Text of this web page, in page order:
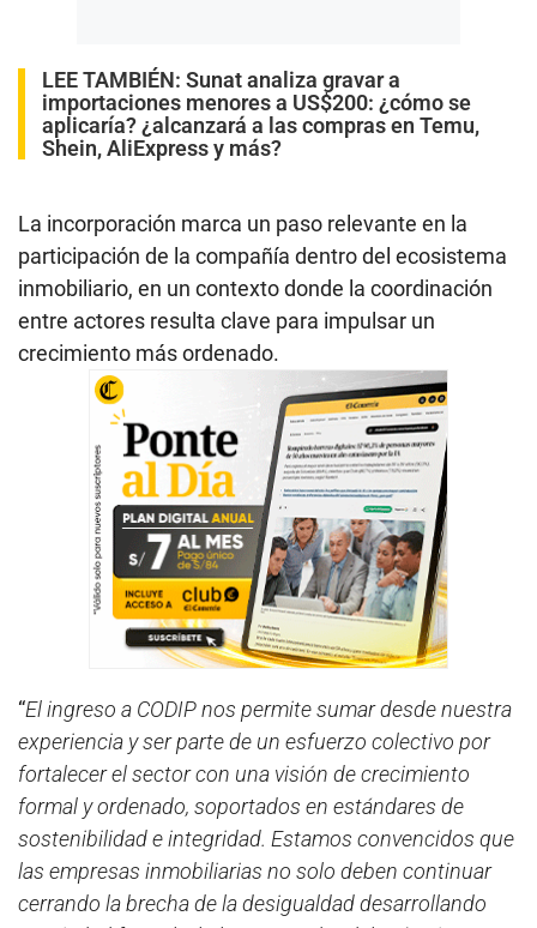
LEE TAMBIÉN: Sunat analiza gravar a
importaciones menores a US$200: ¿cómo se
aplicaría? ¿alcanzará a las compras en Temu,
Shein, AliExpress y más?
La incorporación marca un paso relevante en la
participación de la compañía dentro del ecosistema
inmobiliario, en un contexto donde la coordinación
entre actores resulta clave para impulsar un
crecimiento más ordenado.
“El ingreso a CODIP nos permite sumar desde nuestra
experiencia y ser parte de un esfuerzo colectivo por
fortalecer el sector con una visión de crecimiento
formal y ordenado, soportados en estándares de
sostenibilidad e integridad. Estamos convencidos que
las empresas inmobiliarias no solo deben continuar
cerrando la brecha de la desigualdad desarrollando